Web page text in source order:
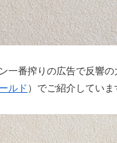
一番搾りの広告で反響の
ルド ）でご紹介してい